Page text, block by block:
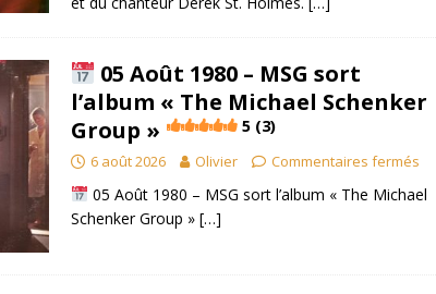
05 Août 1980 – MSG sort
l’album « The Michael Schenker
Group »
5 (3)
6 août 2026 Olivier Commentaires fermés
05 Août 1980 – MSG sort l’album « The Michael
Schenker Group » […]